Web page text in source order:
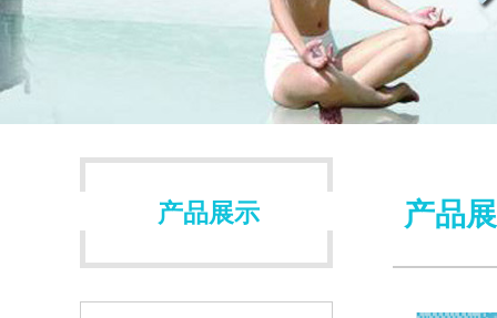
产品展示 产品